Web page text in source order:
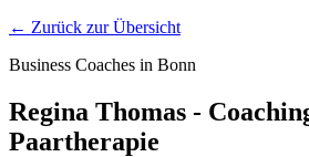
← Zurück zur Übersicht
Business Coaches in Bonn
Regina Thomas -
Paartherapie